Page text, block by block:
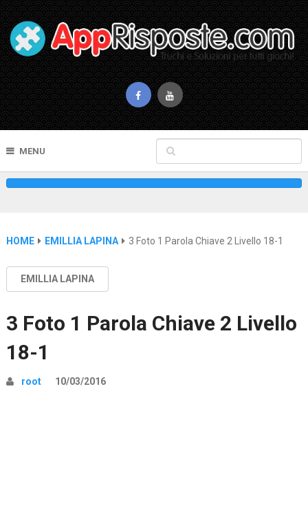
MENU
HOME EMILLIA LAPINA 3 Foto 1 Parola Chiave 2 Livello 18-1
EMILLIA LAPINA
3 Foto 1 Parola Chiave 2 Livello
18-1
root 10/03/2016